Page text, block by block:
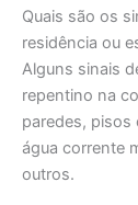
Quais são os
residência ou
Alguns sinais
repentino na
paredes, pisos
água corrente
outros.